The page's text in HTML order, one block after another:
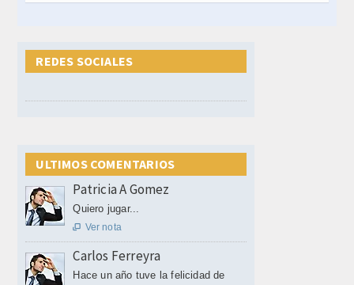
REDES SOCIALES
ULTIMOS COMENTARIOS
Patricia A Gomez
Quiero jugar...
 Ver nota
Carlos Ferreyra
Hace un año tuve la felicidad de